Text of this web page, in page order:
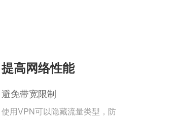
提高网络性能
避免带宽限制
使用VPN可以隐藏流量类型，防